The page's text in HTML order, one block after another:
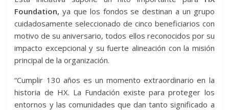
Foundation, ya que los fondos se destinan a un grupo
cuidadosamente seleccionado de cinco beneficiarios con
motivo de su aniversario, todos ellos reconocidos por su
impacto excepcional y su fuerte alineación con la misión
principal de la organización.
“Cumplir 130 años es un momento extraordinario en la
historia de HX. La Fundación existe para proteger los
entornos y las comunidades que dan tanto significado a